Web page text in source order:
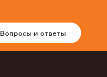
Вопросы и ответы